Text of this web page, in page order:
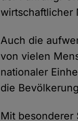
wirtschaftlicher
Auch die
von vielen
nationaler
die
Mit besonderer